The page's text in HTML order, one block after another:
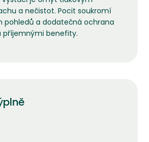
a nečistot. Pocit soukromí
pohledů a dodatečná ochrana
příjemnými benefity.